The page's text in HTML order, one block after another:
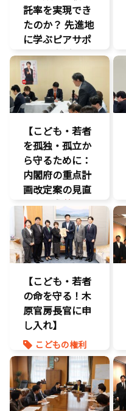
託率を実現でき
たのか？ 先進地
に学ぶピアサポ
ートと支援体制
の核心
こども政策
児童福祉法
児童虐待対策
社会的養護
養子縁組
【こども・若者
を孤独・孤立か
ら守るために：
内閣府の重点計
画改定案の見直
しを要求
いじめ対策
こどもの権利
こども政策
不登校支援
命を守る
子育て支援拡
充
孤独孤立対策
将来不安
自民党
【こども・若者
の命を守る！木
原官房長官に申
し入れ】
こどもの権利
こども政策
命を守る
孤独孤立対策